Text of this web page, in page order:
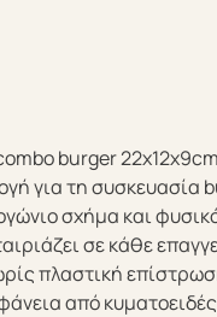
burger 22x12x9cm
για τη συσκευασία
σχήμα και
σε κάθε
πλαστική
από